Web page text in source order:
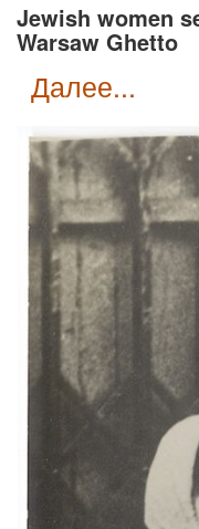
Jewish women
Warsaw Ghetto
далее...